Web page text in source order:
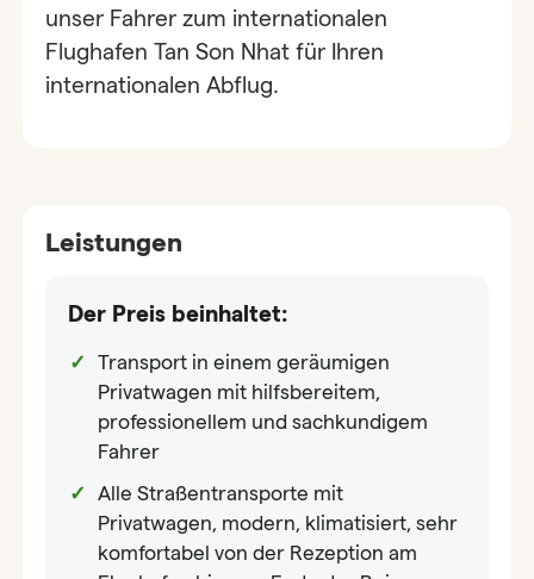
unser Fahrer zum internationalen
Flughafen Tan Son Nhat für Ihren
internationalen Abflug.
Leistungen
Der Preis beinhaltet:
Transport in einem geräumigen
Privatwagen mit hilfsbereitem,
professionellem und sachkundigem
Fahrer
Alle Straßentransporte mit
Privatwagen, modern, klimatisiert, sehr
komfortabel von der Rezeption am